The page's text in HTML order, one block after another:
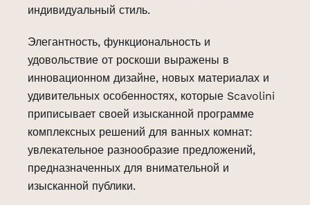
индивидуальный стиль.
Элегантность, функциональность и
удовольствие от роскоши выражены в
инновационном дизайне, новых материалах и
удивительных особенностях, которые Scavolini
приписывает своей изысканной программе
комплексных решений для ванных комнат:
увлекательное разнообразие предложений,
предназначенных для внимательной и
изысканной публики.